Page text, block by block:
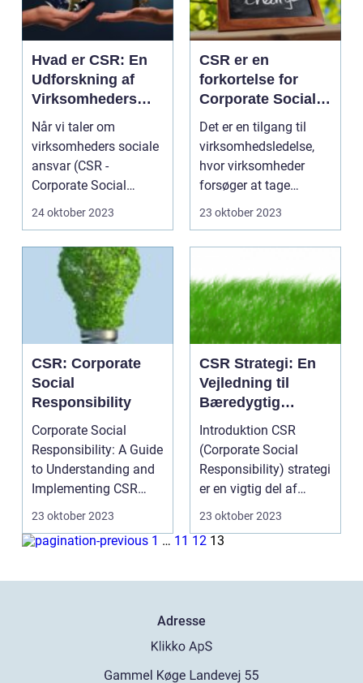
Hvad er CSR: En
Udforskning af
Virksomheders
Sociale Ansvar
Når vi taler om
virksomheders sociale
ansvar (CSR -
Corporate Social
Responsibility),
24 oktober 2023
CSR er en
forkortelse for
Corporate Social
Responsibility,
som på dansk
betyder
virksomheders
sociale ansvar
Det er en tilgang til
virksomhedsledelse,
hvor virksomheder
forsøger at tage
hensyn til samfunds-
23 oktober 2023
CSR: Corporate
Social
Responsibility
Corporate Social
Responsibility: A Guide
to Understanding and
Implementing CSR
Introduction: ...
23 oktober 2023
CSR Strategi: En
Vejledning til
Bæredygtig
Forretningspraksis
Introduktion CSR
(Corporate Social
Responsibility) strategi
er en vigtig del af
moderne
23 oktober 2023
1 … 11 12 13
Adresse